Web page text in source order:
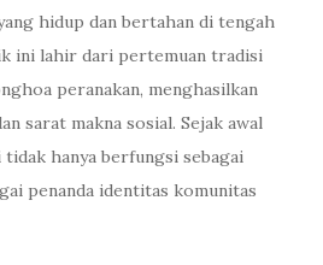
hidup dan bertahan di tengah
ini lahir dari pertemuan tradisi
peranakan, menghasilkan
sarat makna sosial. Sejak awal
tidak hanya berfungsi sebagai
penanda identitas komunitas